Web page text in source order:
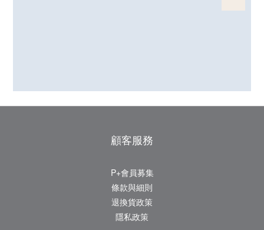
顧客服務
P+會員募集
條款與細則
退換貨政策
隱私政策